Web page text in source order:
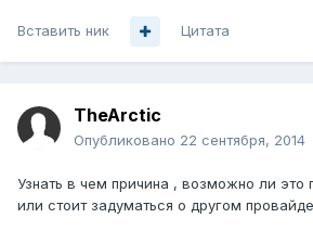
Вставить ник Цитата
TheArctic
Опубликовано 22 сентября, 2014
Узнать в чем причина , возможно ли
или стоит задуматься о другом